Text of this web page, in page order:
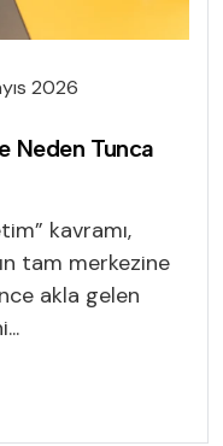
2026
Neden Tunca
kavramı,
tam merkezine
akla gelen